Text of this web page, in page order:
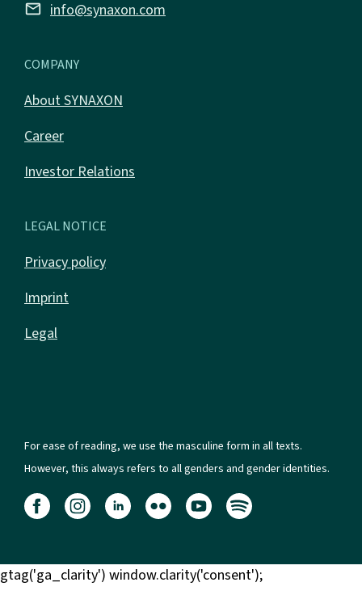
email info@synaxon.com
COMPANY
About SYNAXON
Career
Investor Relations
LEGAL NOTICE
Privacy policy
Imprint
Legal
For ease of reading, we use the masculine form in all texts.
However, this always refers to all genders and gender identities.
gtag('ga_clarity') window.clarity('consent');